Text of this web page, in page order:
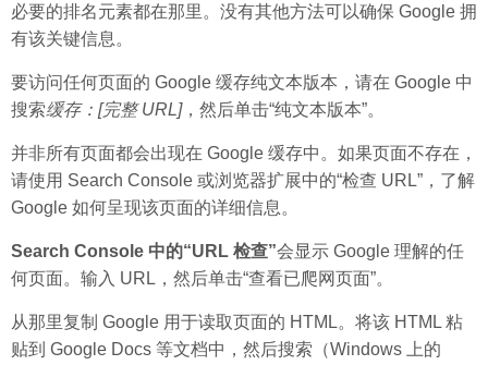
必要的排名元素都在那里。没有其他方法可以确保 Google 拥
有该关键信息。
要访问任何页面的 Google 缓存纯文本版本，请在 Google 中
搜索缓存：[完整 URL]，然后单击“纯文本版本”。
并非所有页面都会出现在 Google 缓存中。如果页面不存在，
请使用 Search Console 或浏览器扩展中的“检查 URL”，了解
Google 如何呈现该页面的详细信息。
Search Console 中的“URL 检查”会显示 Google 理解的任
何页面。输入 URL，然后单击“查看已爬网页面”。
从那里复制 Google 用于读取页面的 HTML。将该 HTML 粘
贴到 Google Docs 等文档中，然后搜索（Windows 上的